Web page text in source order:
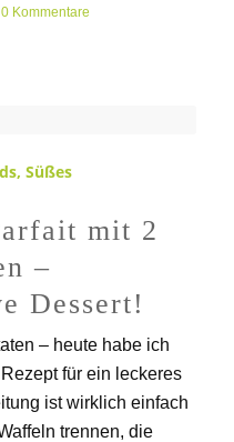
0 Kommentare
, Süßes
mit 2
–
Dessert!
– heute habe ich
für ein leckeres
ist wirklich einfach
trennen, die